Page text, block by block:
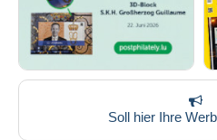
Soll hier Ihre